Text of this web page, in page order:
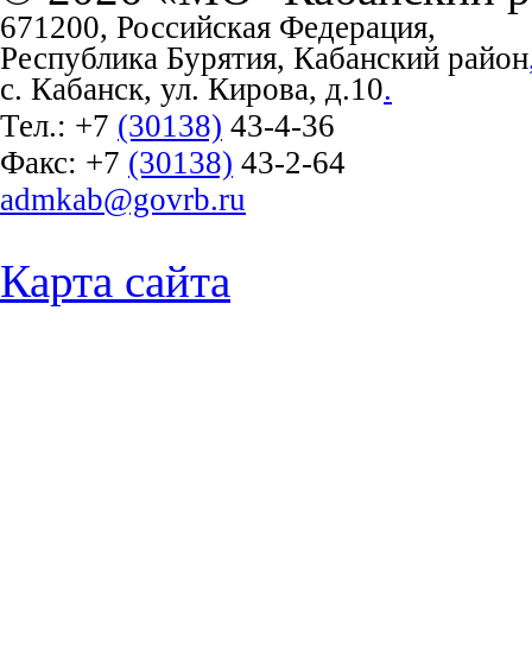
671200, Российская Федерация,
Республика Бурятия, Кабанский район
с. Кабанск, ул. Кирова, д.10.
Тел.: +7 (30138) 43-4-36
Факс: +7 (30138) 43-2-64
admkab@govrb.ru
Карта сайта